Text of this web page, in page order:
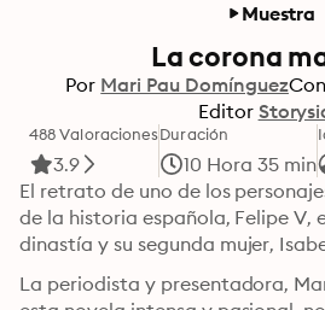
Muestra
La corona
Por Mari Pau Domínguez
Editor
488 Valoraciones
3.9
Duración
10 Hora 35 min
El retrato de uno de los
de la historia española, Felipe V,
dinastía y su segunda mujer,
La periodista y presentadora,